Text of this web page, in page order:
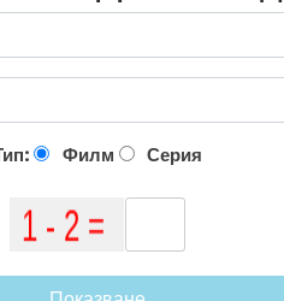
Филм Серия